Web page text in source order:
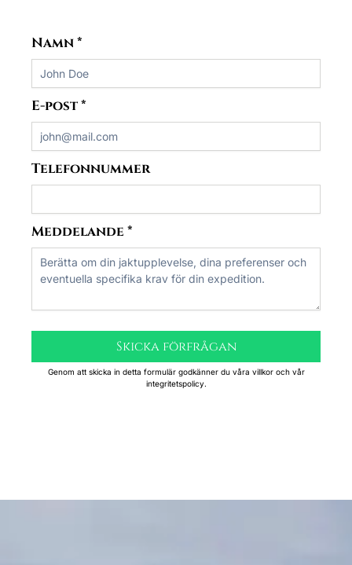
Namn*
E-post*
Telefonnummer
Meddelande*
Skicka förfrågan
Genom att skicka in detta formulär godkänner du våra villkor och vår
integritetspolicy.